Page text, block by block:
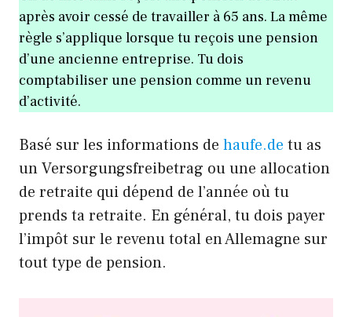
après avoir cessé de travailler à 65 ans. La même
règle s’applique lorsque tu reçois une pension
d’une ancienne entreprise. Tu dois
comptabiliser une pension comme un revenu
d’activité.
Basé sur les informations de haufe.de tu as
un Versorgungsfreibetrag ou une allocation
de retraite qui dépend de l’année où tu
prends ta retraite. En général, tu dois payer
l’impôt sur le revenu total en Allemagne sur
tout type de pension.